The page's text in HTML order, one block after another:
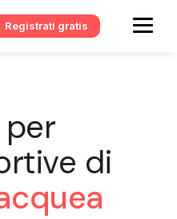
Registrati gratis
di